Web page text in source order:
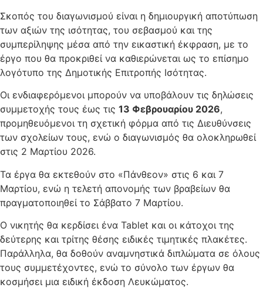
Σκοπός του διαγωνισμού είναι η δημιουργική αποτύπωση
των αξιών της ισότητας, του σεβασμού και της
συμπερίληψης μέσα από την εικαστική έκφραση, με το
έργο που θα προκριθεί να καθιερώνεται ως το επίσημο
λογότυπο της Δημοτικής Επιτροπής Ισότητας.
​Οι ενδιαφερόμενοι μπορούν να υποβάλουν τις δηλώσεις
συμμετοχής τους έως τις 13 Φεβρουαρίου 2026,
προμηθευόμενοι τη σχετική φόρμα από τις Διευθύνσεις
των σχολείων τους, ενώ ο διαγωνισμός θα ολοκληρωθεί
στις 2 Μαρτίου 2026.
Τα έργα θα εκτεθούν στο «Πάνθεον» στις 6 και 7
Μαρτίου, ενώ η τελετή απονομής των βραβείων θα
πραγματοποιηθεί το Σάββατο 7 Μαρτίου. ​
​Ο νικητής θα κερδίσει ένα Tablet και οι κάτοχοι της
δεύτερης και τρίτης θέσης ειδικές τιμητικές πλακέτες.
Παράλληλα, θα δοθούν αναμνηστικά διπλώματα σε όλους
τους συμμετέχοντες, ενώ το σύνολο των έργων θα
κοσμήσει μια ειδική έκδοση Λευκώματος.